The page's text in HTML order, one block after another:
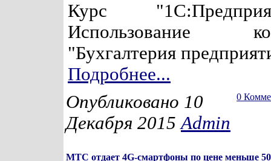
Курс
Использование
"Бухгалтерия
Подробнее...
0
Опубликовано 10
Декабря 2015Admin
МТС отдает 4G-смартфоны по цене меньше